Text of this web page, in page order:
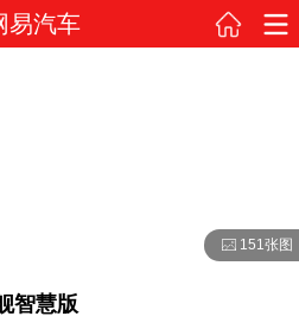
易汽车
151张图
智慧版